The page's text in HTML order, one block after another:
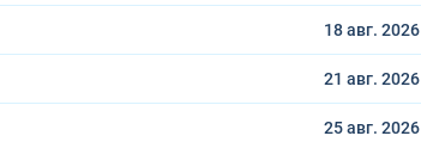
18 авг. 2026
21 авг. 2026
25 авг. 2026